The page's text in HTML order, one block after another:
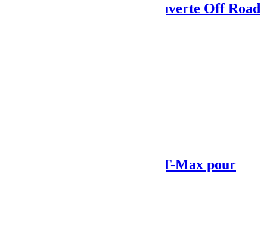
Jeep Wrangler JLU Découverte Off Road
Marche pieds électriques T-Max pour